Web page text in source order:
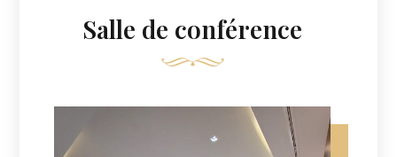
Salle de conférence